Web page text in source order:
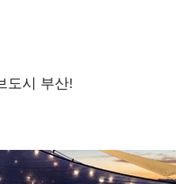
도시 부산!